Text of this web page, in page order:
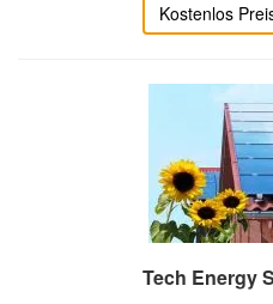
Kostenlos
Tech Energy